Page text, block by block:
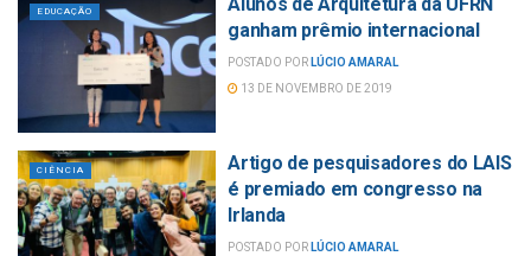
EDUCAÇÃO
ganham prêmio internacional
POSTADO POR LÚCIO AMARAL
13 DE NOVEMBRO DE 2019
CIÊNCIA
Artigo de pesquisadores do LAIS
é premiado em congresso na
Irlanda
POSTADO POR LÚCIO AMARAL